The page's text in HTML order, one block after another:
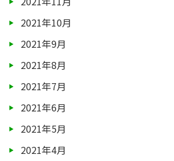
2021年10月
2021年9月
2021年8月
2021年7月
2021年6月
2021年5月
2021年4月